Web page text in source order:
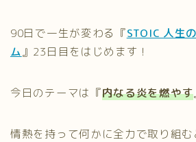
90日で一生が変わる『STOIC 人生
ム』23日目をはじめます！
今日のテーマは『内なる炎を燃やす
情熱を持って何かに全力で取り組